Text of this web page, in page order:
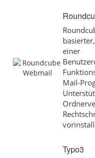
einer
Mail-
Typo3